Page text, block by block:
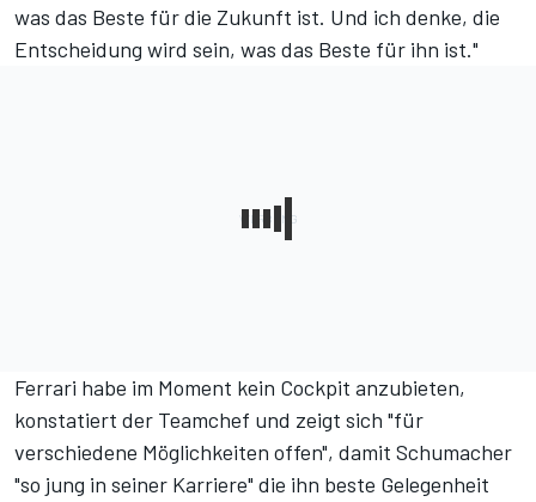
was das Beste für die Zukunft ist. Und ich denke, die
Entscheidung wird sein, was das Beste für ihn ist."
Ferrari habe im Moment kein Cockpit anzubieten,
konstatiert der Teamchef und zeigt sich "für
verschiedene Möglichkeiten offen", damit Schumacher
"so jung in seiner Karriere" die ihn beste Gelegenheit